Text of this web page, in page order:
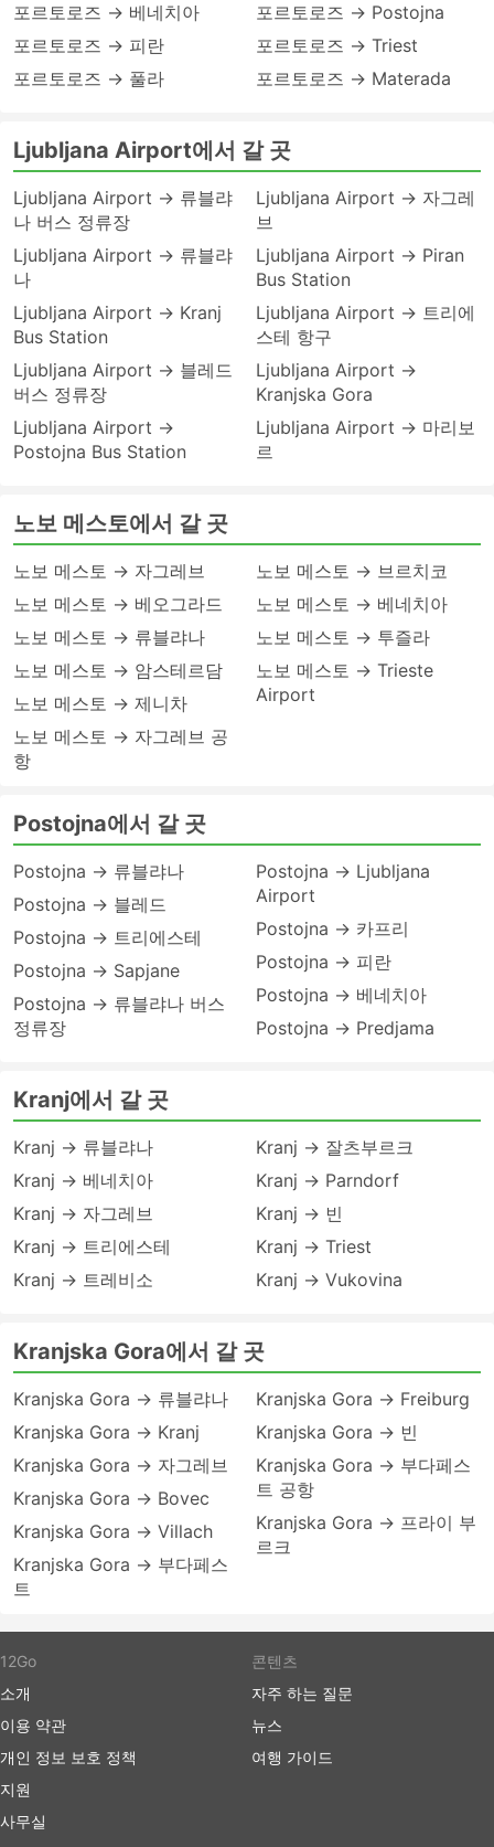
포르토로즈 → 베네치아
포르토로즈 → 피란
포르토로즈 → 풀라
포르토로즈 → Postojna
포르토로즈 → Triest
포르토로즈 → Materada
Ljubljana Airport에서 갈 곳
Ljubljana Airport → 류블랴
나 버스 정류장
Ljubljana Airport → 류블랴
나
Ljubljana Airport → Kranj
Bus Station
Ljubljana Airport → 블레드
버스 정류장
Ljubljana Airport →
Postojna Bus Station
Ljubljana Airport → 자그레
브
Ljubljana Airport → Piran
Bus Station
Ljubljana Airport → 트리에
스테 항구
Ljubljana Airport →
Kranjska Gora
Ljubljana Airport → 마리보
르
노보 메스토에서 갈 곳
노보 메스토 → 자그레브
노보 메스토 → 베오그라드
노보 메스토 → 류블랴나
노보 메스토 → 암스테르담
노보 메스토 → 제니차
노보 메스토 → 자그레브 공
항
노보 메스토 → 브르치코
노보 메스토 → 베네치아
노보 메스토 → 투즐라
노보 메스토 → Trieste
Airport
Postojna에서 갈 곳
Postojna → 류블랴나
Postojna → 블레드
Postojna → 트리에스테
Postojna → Sapjane
Postojna → 류블랴나 버스
정류장
Postojna → Ljubljana
Airport
Postojna → 카프리
Postojna → 피란
Postojna → 베네치아
Postojna → Predjama
Kranj에서 갈 곳
Kranj → 류블랴나
Kranj → 베네치아
Kranj → 자그레브
Kranj → 트리에스테
Kranj → 트레비소
Kranj → 잘츠부르크
Kranj → Parndorf
Kranj → 빈
Kranj → Triest
Kranj → Vukovina
Kranjska Gora에서 갈 곳
Kranjska Gora → 류블랴나
Kranjska Gora → Kranj
Kranjska Gora → 자그레브
Kranjska Gora → Bovec
Kranjska Gora → Villach
Kranjska Gora → 부다페스
트
Kranjska Gora → Freiburg
Kranjska Gora → 빈
Kranjska Gora → 부다페스
트 공항
Kranjska Gora → 프라이 부
르크
12Go
소개
이용 약관
개인 정보 보호 정책
지원
사무실
콘텐츠
자주 하는 질문
뉴스
여행 가이드